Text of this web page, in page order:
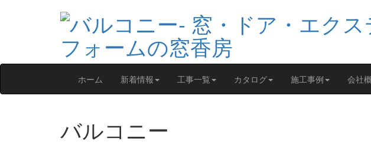
ホーム 新着情報 工事一覧 カタログ 施工事例 会社
バルコニー